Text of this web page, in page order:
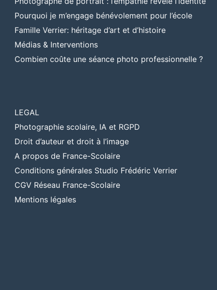
Pourquoi je m’engage bénévolement pour l’école
Famille Verrier: héritage d’art et d’histoire
Médias & Interventions
Combien coûte une séance photo professionnelle ?
LEGAL
Photographie scolaire, IA et RGPD
Droit d’auteur et droit à l’image
A propos de France-Scolaire
Conditions générales Studio Frédéric Verrier
CGV Réseau France-Scolaire
Mentions légales